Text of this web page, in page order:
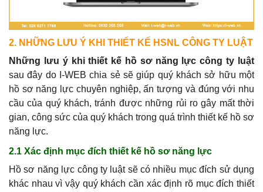
2. NHỮNG LƯU Ý KHI THIẾT KẾ HSNL CÔNG TY LUẬT
Những lưu ý khi thiết kế hồ sơ năng lực công ty luật
sau đây do I-WEB chia sẻ sẽ giúp quý khách sở hữu một
hồ sơ năng lực chuyên nghiệp, ấn tượng và đúng với nhu
cầu của quý khách, tránh được những rủi ro gây mất thời
gian, công sức của quý khách trong quá trình thiết kế hồ sơ
năng lực.
2.1 Xác định mục đích thiết kế hồ sơ năng lực
Hồ sơ năng lực công ty luật sẽ có nhiều mục đích sử dụng
khác nhau vì vậy quý khách cần xác định rõ mục đích thiết